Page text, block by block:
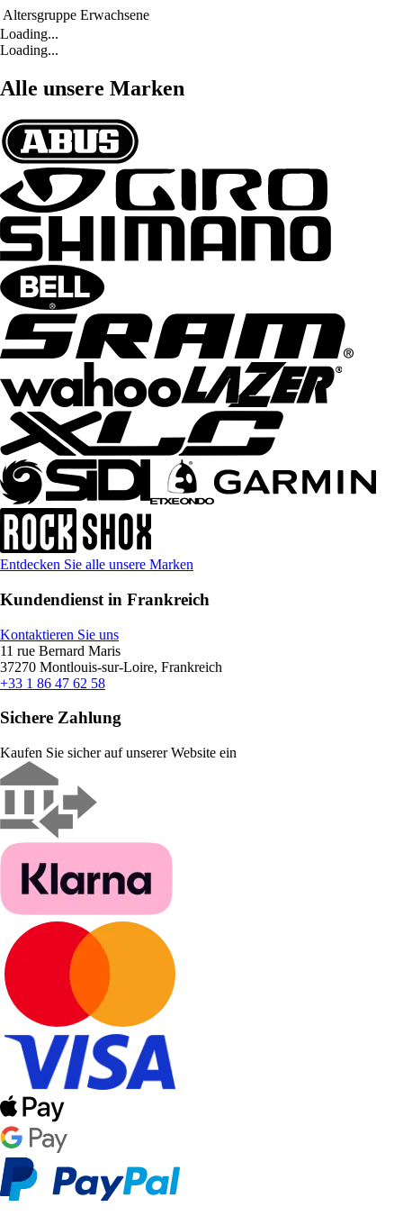
Altersgruppe Erwachsene
Loading...
Loading...
Alle unsere Marken
Entdecken Sie alle unsere Marken
Kundendienst in Frankreich
Kontaktieren Sie uns
11 rue Bernard Maris
37270 Montlouis-sur-Loire, Frankreich
+33 1 86 47 62 58
Sichere Zahlung
Kaufen Sie sicher auf unserer Website ein